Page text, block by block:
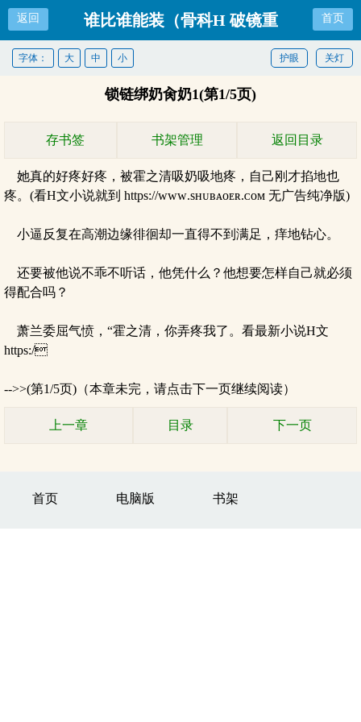
返回 谁比谁能装（骨科H 破镜重 首页
关灯
护眼
字体： 大 中 小
锁链绑奶肏奶1(第1/5页)
存书签 书架管理 返回目录
她真的好疼好疼，被霍之清吸奶吸地疼，自己刚才掐地也
疼。(看H文小说就到 https://ᴡᴡᴡ.sʜᴜʙᴀᴏᴇʀ.ᴄᴏᴍ 无广告纯净版)
小逼反复在高潮边缘徘徊却一直得不到满足，痒地钻心。
还要被他说不乖不听话，他凭什么？他想要怎样自己就必须
得配合吗？
萧兰委屈气愤，“霍之清，你弄疼我了。看最新小说H文
https:/
-->>(第1/5页)（本章未完，请点击下一页继续阅读）
上一章 目录 下一页
首页 电脑版 书架